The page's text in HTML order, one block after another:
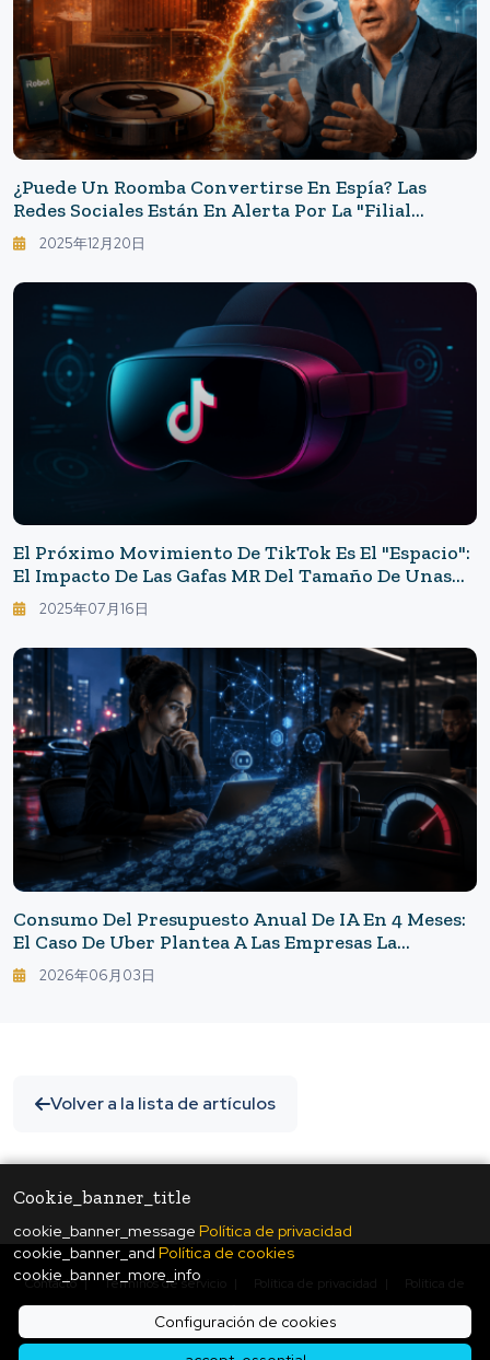
Cookie_banner_title
cookie_banner_message Política de privacidad
cookie_banner_and Política de cookies
cookie_banner_more_info
Configuración de cookies
¿Puede Un Roomba Convertirse En Espía? Las
Redes Sociales Están En Alerta Por La "filial
China" Y El Futuro De Los Hogares Inteligentes
2025年12月20日
El Próximo Movimiento De TikTok Es El "espacio":
El Impacto De Las Gafas MR Del Tamaño De Unas
Gafas Que ByteDance Está Desarrollando.
2025年07月16日
Consumo Del Presupuesto Anual De IA En 4 Meses:
El Caso De Uber Plantea A Las Empresas La
"gestión De Costos De IA"
2026年06月03日
Volver a la lista de artículos
Contacto |Términos de servicio Política de privacidad
Política de
cookies |Configuración de cookies
© Copyright ukiyo journal - 日本と世界をつなぐ新しいニュースメディア